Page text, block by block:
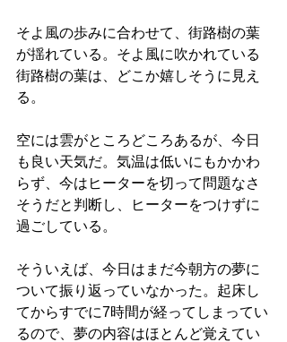
そよ風の歩みに合わせて、街路樹の葉
が揺れている。そよ風に吹かれている
街路樹の葉は、どこか嬉しそうに見え
る。
空には雲がところどころあるが、今日
も良い天気だ。気温は低いにもかかわ
らず、今はヒーターを切って問題なさ
そうだと判断し、ヒーターをつけずに
過ごしている。
そういえば、今日はまだ今朝方の夢に
ついて振り返っていなかった。起床し
てからすでに7時間が経ってしまってい
るので、夢の内容はほとんど覚えてい